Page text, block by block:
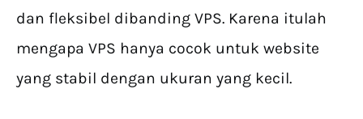
dan fleksibel dibanding VPS. Karena itulah
mengapa VPS hanya cocok untuk website
yang stabil dengan ukuran yang kecil.